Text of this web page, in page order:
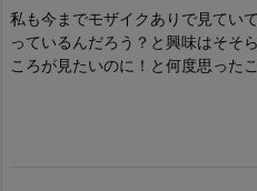
私も今までモザイクありで見ていて
っているんだろう？と興味はそそ
ころが見たいのに！と何度思った